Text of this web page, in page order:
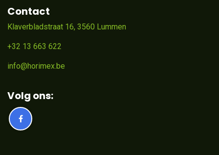
Contact
Klaverbladstraat 16, 3560 Lummen
+32 13 663 622
info@horimex.be
Volg ons: